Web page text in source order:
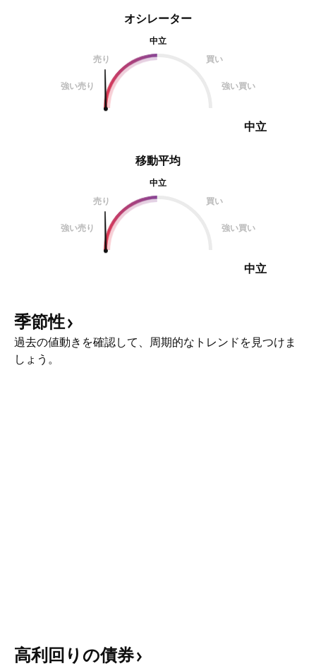
オシレーター
中立
売り
買い
強い売り 強い買い
中立
移動平均
中立
売り
買い
強い売り 強い買い
中立
季節性
過去の値動きを確認して、周期的なトレンドを見つけま
しょう。
高利回りの債券